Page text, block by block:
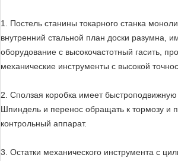
1. Постель станины токарного станка
внутренний стальной план доски разумна,
оборудование с высокочастотный гасить,
механические инструменты с высокой
2. Сползая коробка имеет быстроподвижную
Шпиндель и перенос обращать к тормозу и
контрольный аппарат.
3. Остатки механического инструмента с